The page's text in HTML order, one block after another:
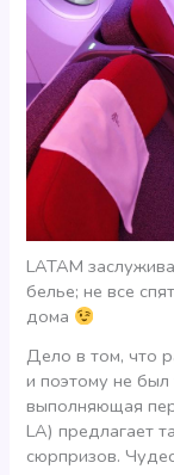
LATAM
белье; не все
дома
Дело в том, что
и поэтому не был
выполняющая
LA) предлагает
сюрпризов.